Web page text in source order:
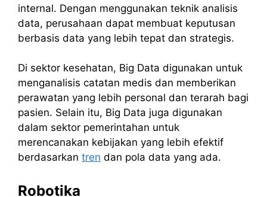
internal. Dengan menggunakan teknik analisis
data, perusahaan dapat membuat keputusan
berbasis data yang lebih tepat dan strategis.
Di sektor kesehatan, Big Data digunakan untuk
menganalisis catatan medis dan memberikan
perawatan yang lebih personal dan terarah bagi
pasien. Selain itu, Big Data juga digunakan
dalam sektor pemerintahan untuk
merencanakan kebijakan yang lebih efektif
berdasarkan tren dan pola data yang ada.
Robotika